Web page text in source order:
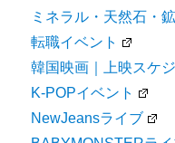
ミネラル・天然石・
転職イベント
韓国映画｜上映スケ
K-POPイベント
NewJeansライブ